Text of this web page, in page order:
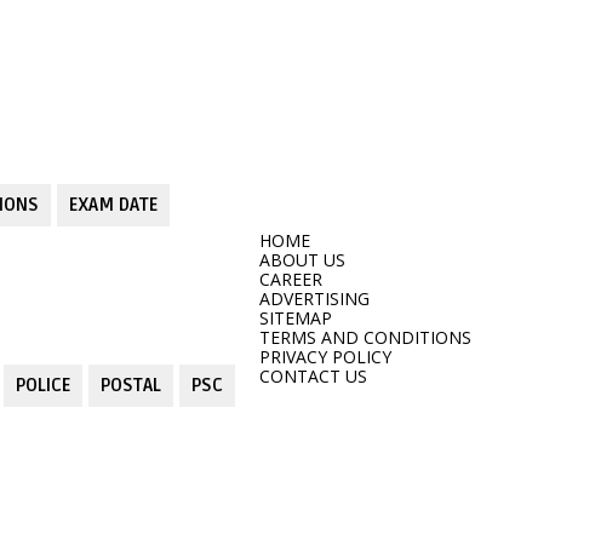
EXAM DATE
POLICE POSTAL PSC
HOME
ABOUT US
CAREER
ADVERTISING
SITEMAP
TERMS AND CONDITIONS
PRIVACY POLICY
CONTACT US